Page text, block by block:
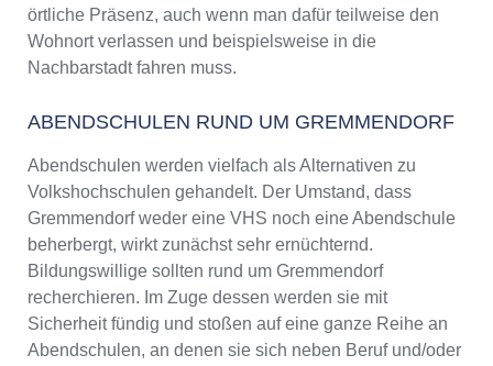
örtliche Präsenz, auch wenn man dafür teilweise den
Wohnort verlassen und beispielsweise in die
Nachbarstadt fahren muss.
ABENDSCHULEN RUND UM GREMMENDORF
Abendschulen werden vielfach als Alternativen zu
Volkshochschulen gehandelt. Der Umstand, dass
Gremmendorf weder eine VHS noch eine Abendschule
beherbergt, wirkt zunächst sehr ernüchternd.
Bildungswillige sollten rund um Gremmendorf
recherchieren. Im Zuge dessen werden sie mit
Sicherheit fündig und stoßen auf eine ganze Reihe an
Abendschulen, an denen sie sich neben Beruf und/oder